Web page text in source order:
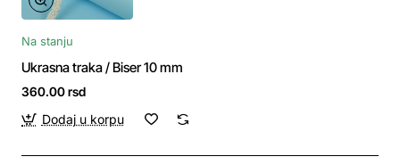
Na stanju
Ukrasna traka / Biser 10 mm
360.00 rsd
Dodaj u korpu